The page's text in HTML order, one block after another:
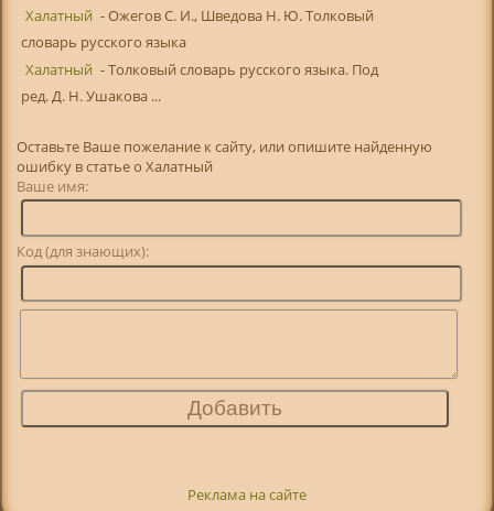
Халатный - Ожегов С. И., Шведова Н. Ю. Толковый
словарь русского языка
Халатный - Толковый словарь русского языка. Под
ред. Д. Н. Ушакова ...
Оставьте Ваше пожелание к сайту, или опишите найденную
ошибку в статье о Халатный
Ваше имя:
Код (для знающих):
Реклама на сайте